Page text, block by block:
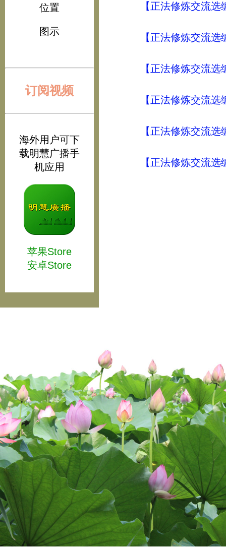
位置
图示
订阅视频
海外用户可下
载明慧广播手
机应用
苹果Store
安卓Store
【正法修炼交流
【正法修炼交流
【正法修炼交流
【正法修炼交流
【正法修炼交流
【正法修炼交流